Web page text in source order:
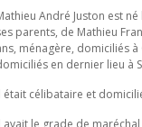
André Juston est
parents, de Mathieu
ménagère, domiciliés
en dernier lieu à
était célibataire et
avait le grade de